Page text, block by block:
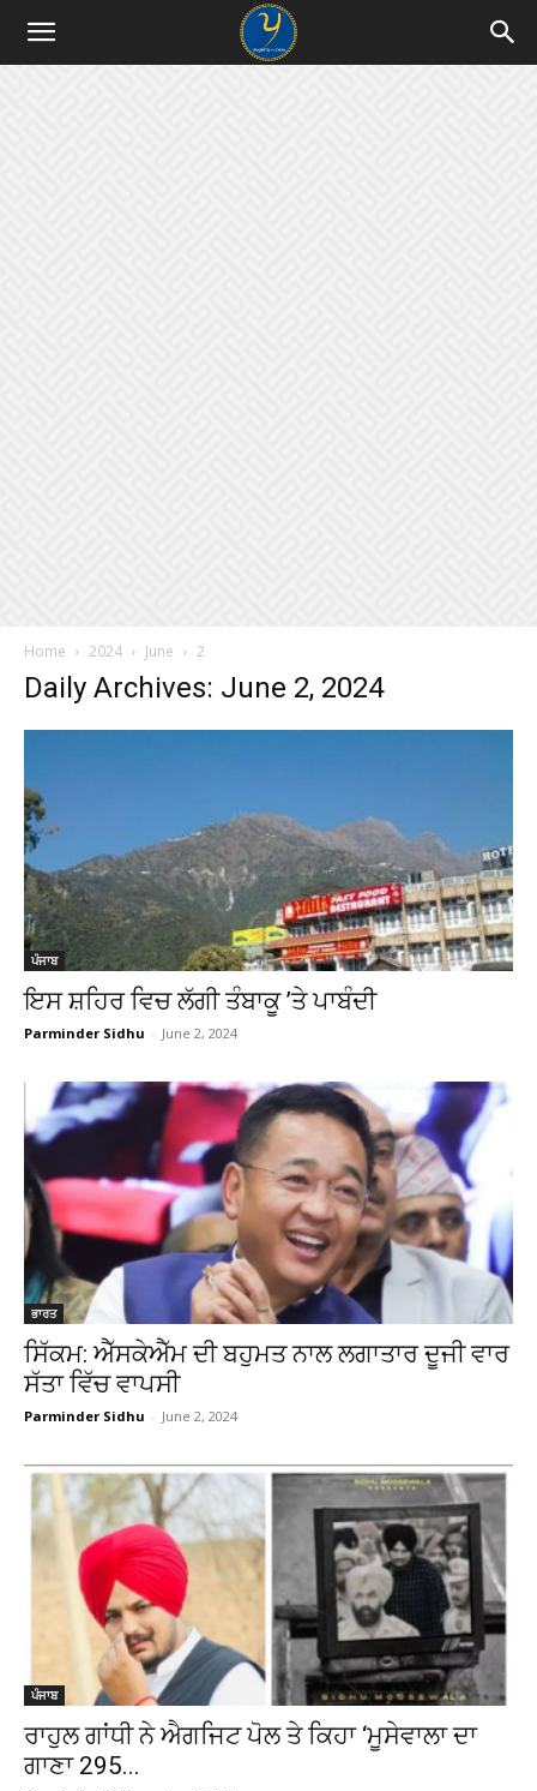
Home 2024 June 2
Daily Archives: June 2, 2024
ਪੰਜਾਬ
ਇਸ ਸ਼ਹਿਰ ਵਿਚ ਲੱਗੀ ਤੰਬਾਕੂ ’ਤੇ ਪਾਬੰਦੀ
Parminder Sidhu - June 2, 2024
ਭਾਰਤ
ਸਿੱਕਮ: ਐੱਸਕੇਐੱਮ ਦੀ ਬਹੁਮਤ ਨਾਲ ਲਗਾਤਾਰ ਦੂਜੀ ਵਾਰ
ਸੱਤਾ ਵਿੱਚ ਵਾਪਸੀ
Parminder Sidhu - June 2, 2024
ਪੰਜਾਬ
ਰਾਹੁਲ ਗਾਂਧੀ ਨੇ ਐਗਜਿਟ ਪੋਲ ਤੇ ਕਿਹਾ ‘ਮੂਸੇਵਾਲਾ ਦਾ
ਗਾਣਾ 295...